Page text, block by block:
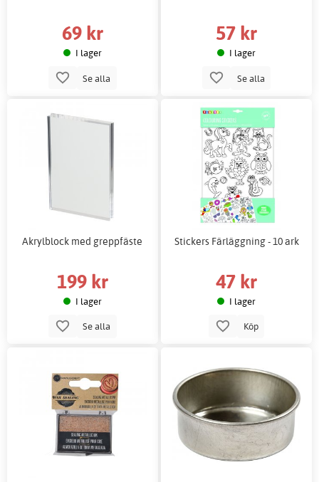
69 kr
I lager
Se alla
57 kr
I lager
Se alla
Akrylblock med greppfäste
199 kr
I lager
Se alla
Stickers Färläggning - 10 ark
47 kr
I lager
Köp